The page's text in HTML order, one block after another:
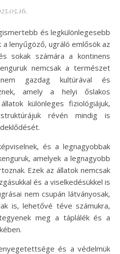
lenyűgöző, ugráló emlősök az
sokak számára a kontinens
nemcsak a természet
gazdag kultúrával és
amely a helyi őslakos
különleges fiziológiájuk,
révén mindig is
és a legnagyobbak
amelyek a legnagyobb
Ezek az állatok nemcsak
és a viselkedésükkel is
nem csupán látványosak,
is, lehetővé téve számukra,
meg a táplálék és a
és a védelmük